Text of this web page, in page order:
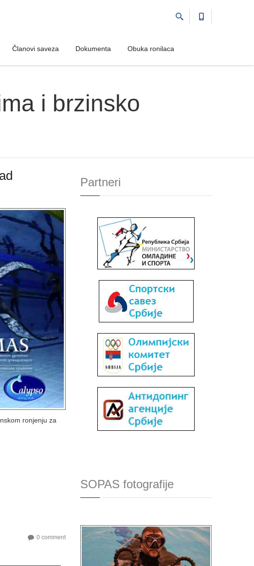
Članovi saveza Dokumenta Obuka ronilaca
Članovi saveza Dokumenta Obuka ronilaca
i brzinsko
ronjenju za
0 comment
Partneri
SOPAS fotografije